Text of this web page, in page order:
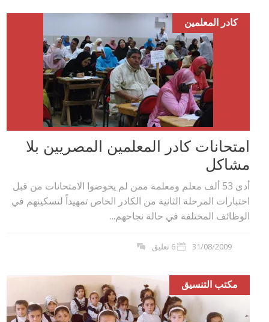
كادر المعلمين
امتحانات كادر المعلمين المصريين بلا
مشاكل
أدى 53 ألف معلم ومعلمة ممن لم يخوضوا الامتحانات من قبل
اختبارات المرحلة الثانية من الكادر الخاص تمهيداً لتسكينهم في
الوظائف المختلفة في حالة نجاحهم...
31/08/2009 6 تعليق
مكتب التنسيق